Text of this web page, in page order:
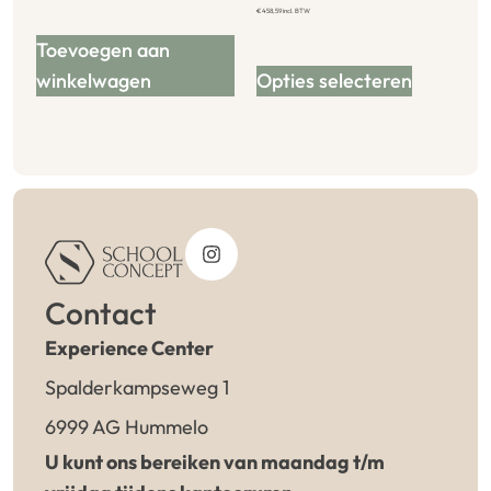
Toevoegen aan
winkelwagen
€458,59incl. BTW
Opties selecteren
Contact
Experience Center
Spalderkampseweg 1
6999 AG Hummelo
U kunt ons bereiken van maandag t/m